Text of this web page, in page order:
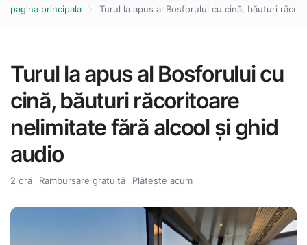
pagina principala Turul la apus al Bosforului cu cină, băuturi
Turul la apus al Bosforului cu
cină, băuturi răcoritoare
nelimitate fără alcool și ghid
audio
2 oră Rambursare gratuită Plătește acum